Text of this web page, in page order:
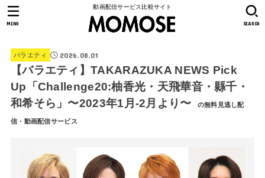
動画配信サービス比較サイト
SEARCH
MENU
バラエティ 2026.08.01
【バラエティ】TAKARAZUKA NEWS Pick
Up「Challenge20:柚香光・天飛華音・縣千・
和希そら」〜2023年1月-2月より〜
の無料見逃し配
信・動画配信サービス